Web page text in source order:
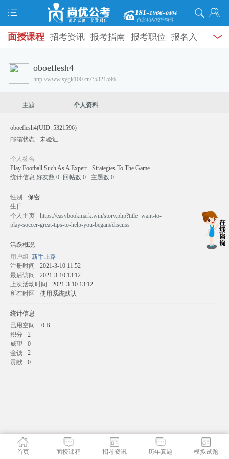
面授课程 招考资讯 报考指南 报考职位 报名入
资料 面试热点 考试题库 模拟试题
政热点 视频课堂 学员风采
服务信息
oboeflesh4
http://www.sygk100.cn/?5321596
主题 个人资料
oboeflesh4(UID: 5321596)
邮箱状态
未验证
个人签名
Play Football Such As A Expert - Strategies To The Game
统计信息 好友数 0 回帖数 0 主题数 0
性别
保密
生日
-
个人主页
https://easybookmark.win/story.php?title=want-to-
play-soccer-great-tips-to-help-you-began#discuss
活跃概况
用户组 新手上路
注册时间
2021-3-10 11:52
最后访问
2021-3-10 13:12
上次活动时间
2021-3-10 13:12
所在时区
使用系统默认
统计信息
已用空间
0 B
积分
2
威望
0
金钱
2
贡献
0
首页 面授课程 招考资讯 历年真题 模拟试题